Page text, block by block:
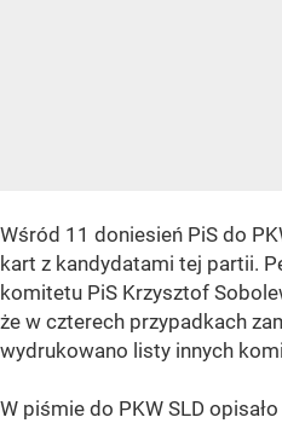
Wśród 11 doniesień PiS do
kart z kandydatami tej partii.
komitetu PiS Krzysztof
że w czterech przypadkach
wydrukowano listy innych
W piśmie do PKW SLD